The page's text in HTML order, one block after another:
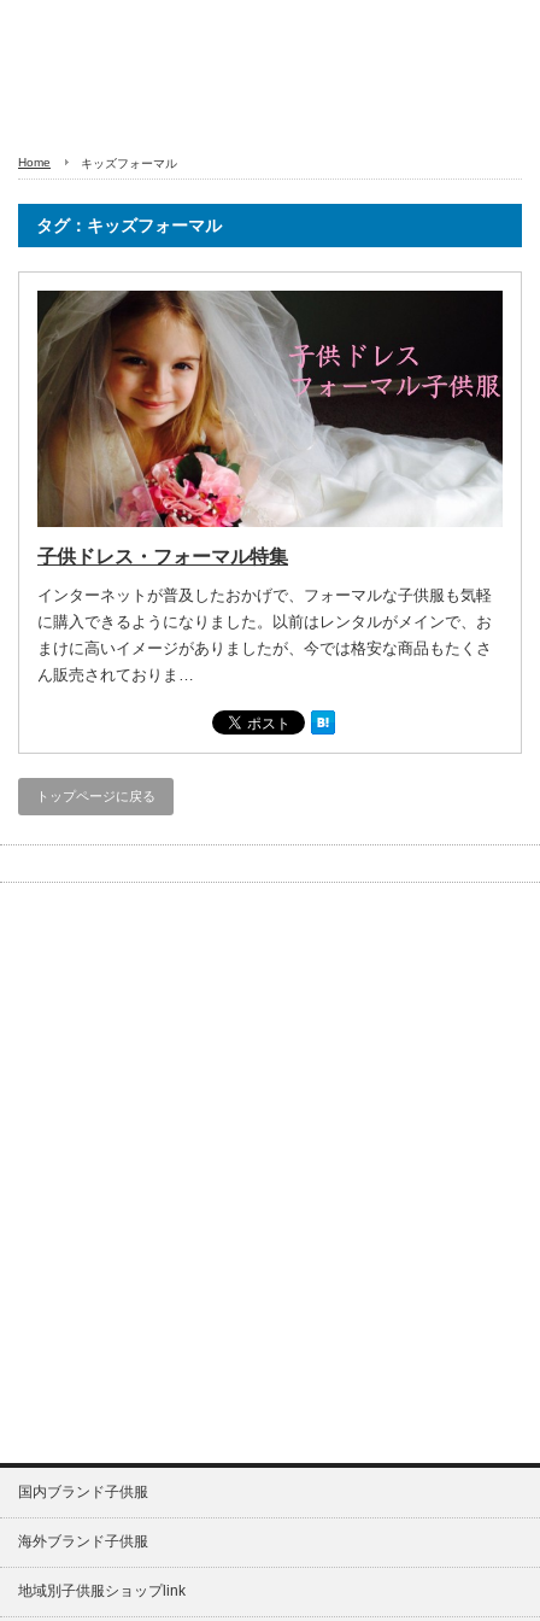
Home キッズフォーマル
タグ：キッズフォーマル
子供ドレス・フォーマル特集
インターネットが普及したおかげで、フォーマルな子供服も気軽
に購入できるようになりました。以前はレンタルがメインで、お
まけに高いイメージがありましたが、今では格安な商品もたくさ
ん販売されておりま…
トップページに戻る
国内ブランド子供服
海外ブランド子供服
地域別子供服ショップlink